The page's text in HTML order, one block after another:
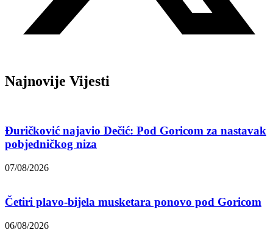
Najnovije Vijesti
Đuričković najavio Dečić: Pod Goricom za nastavak
pobjedničkog niza
07/08/2026
Četiri plavo-bijela musketara ponovo pod Goricom
06/08/2026